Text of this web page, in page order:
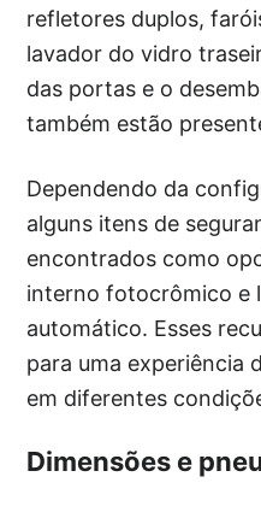
refletores duplos,
lavador do vidro
das portas e o
também estão
Dependendo da
alguns itens de
encontrados como
interno fotocrômico e
automático. Esses
para uma experiência
em diferentes
Dimensões e